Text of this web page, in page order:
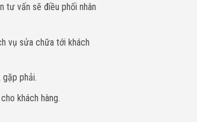
tư vấn sẽ điều phối nhân
vụ sửa chữa tới khách
phải.
khách hàng.